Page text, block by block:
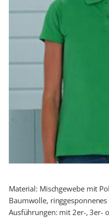
Material: Mischgewebe mit
Baumwolle, ringgesponnenes
Ausführungen: mit 2er-, 3er-